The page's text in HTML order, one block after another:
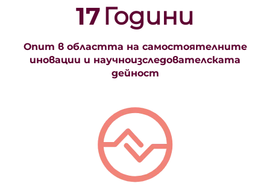
17Години
Опит в областта на самостоятелните
иновации и научноизследователската
дейност